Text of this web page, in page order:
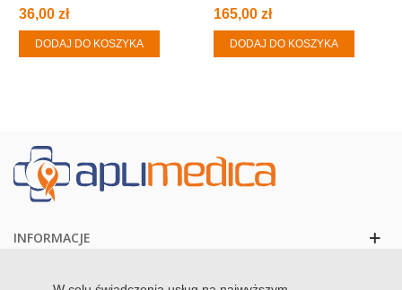
36,00 zł
DODAJ DO KOSZYKA
165,00 zł
DODAJ DO KOSZYKA
INFORMACJE
KONTAKT